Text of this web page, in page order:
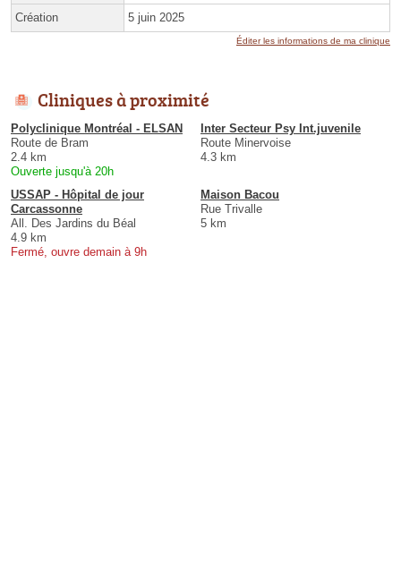
Création 5 juin 2025
Éditer les informations de ma clinique
Cliniques à proximité
Polyclinique Montréal - ELSAN
Route de Bram
2.4 km
Ouverte jusqu'à 20h
Inter Secteur Psy Int.juvenile
Route Minervoise
4.3 km
USSAP - Hôpital de jour
Carcassonne
All. Des Jardins du Béal
4.9 km
Fermé, ouvre demain à 9h
Maison Bacou
Rue Trivalle
5 km